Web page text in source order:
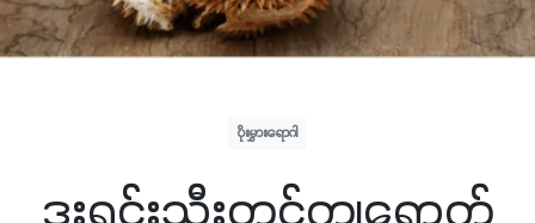
ပိုးမွှားရောဂါ